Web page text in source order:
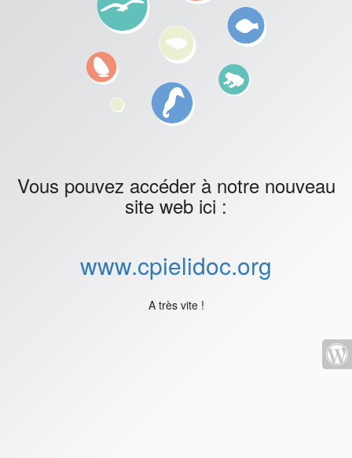
Vous pouvez accéder à notre nouveau
site web ici :
www.cpielidoc.org
A très vite !